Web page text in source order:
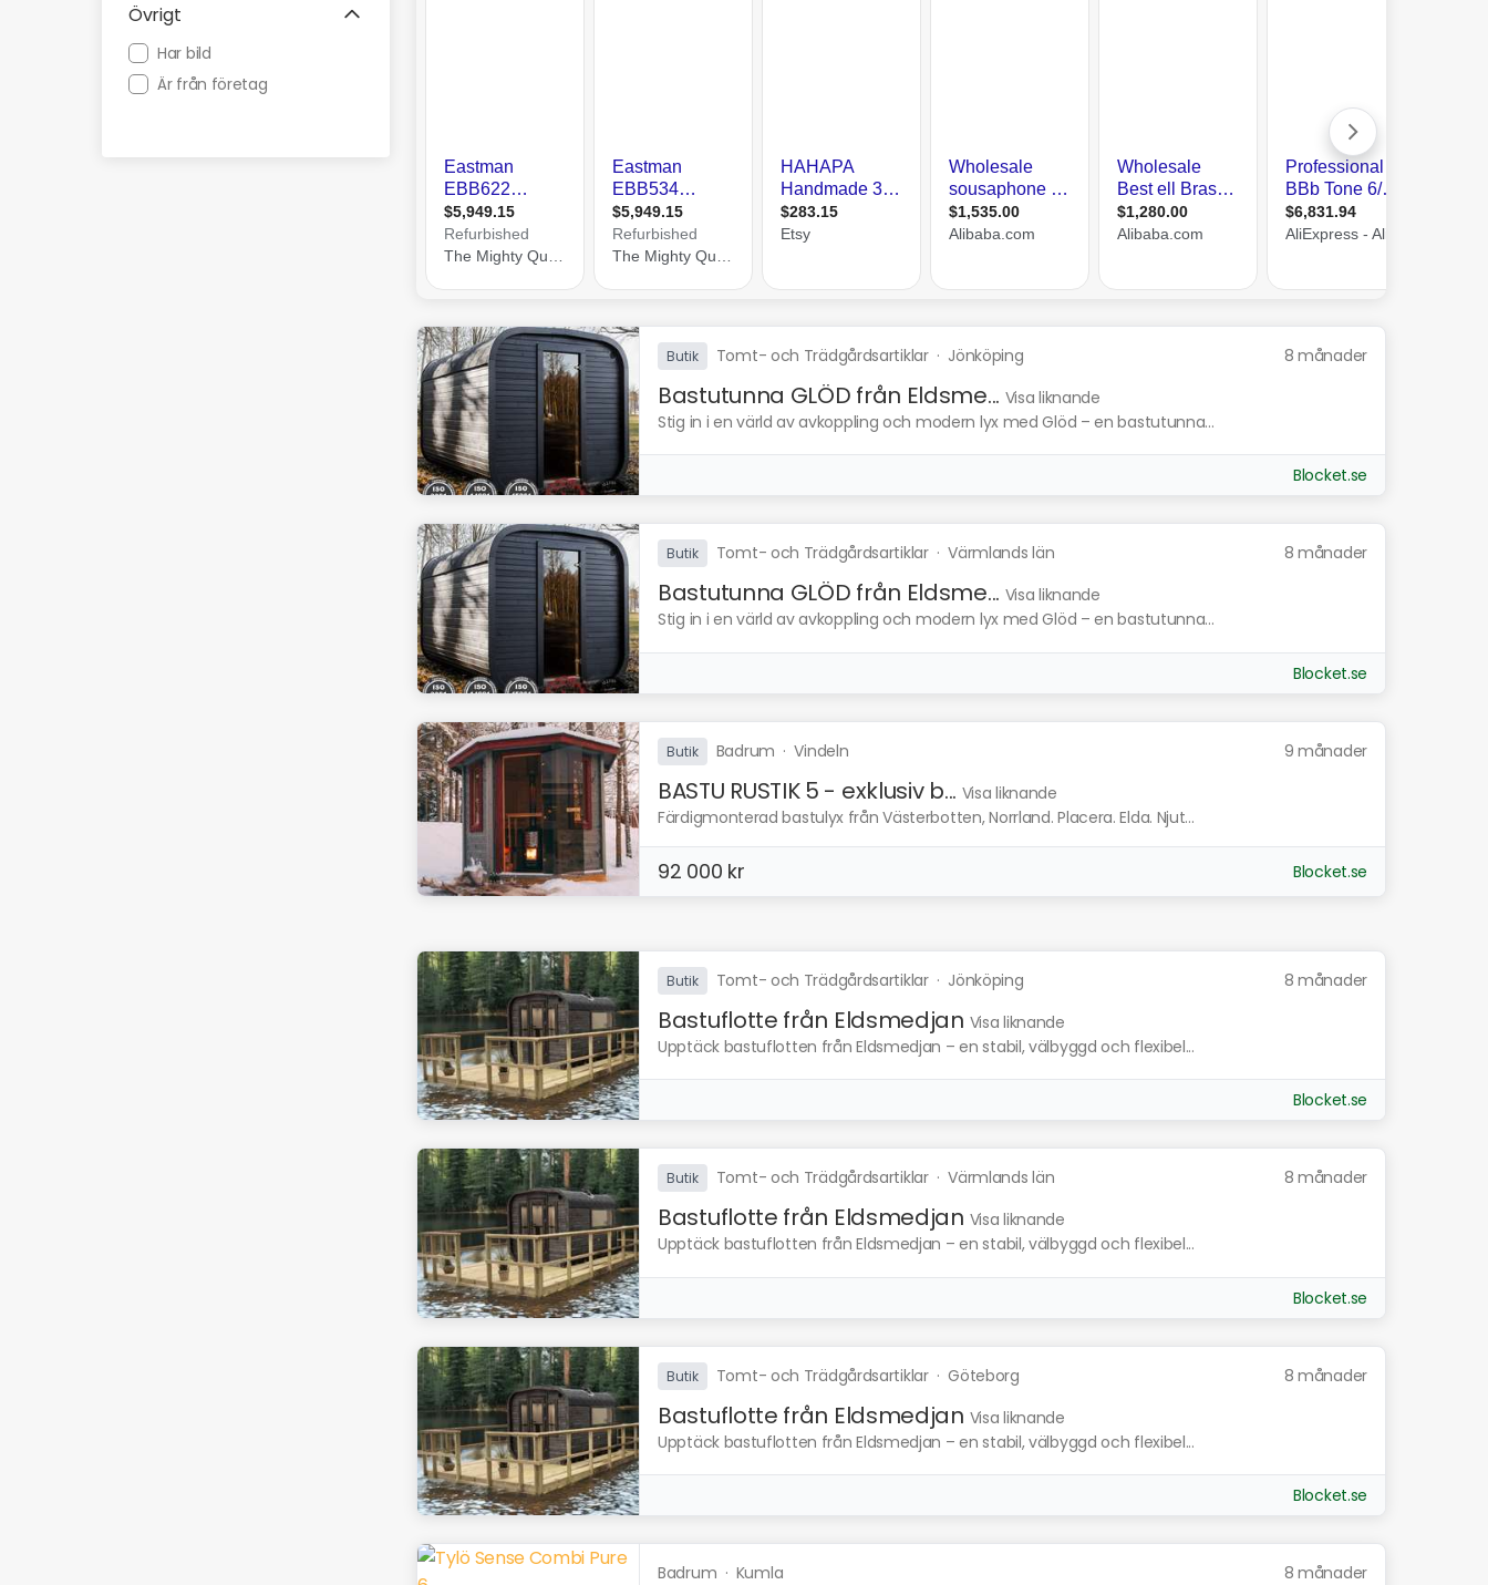
Övrigt
Har bild
Är från företag
Butik Tomt- och Trädgårdsartiklar· Jönköping 8 månader
Bastutunna GLÖD från Eldsme... Visa liknande
Stig in i en värld av avkoppling och modern lyx med Glöd – en bastutunna...
Blocket.se
Butik Tomt- och Trädgårdsartiklar·Värmlands län 8 månader
Bastutunna GLÖD från Eldsme... Visa liknande
Stig in i en värld av avkoppling och modern lyx med Glöd – en bastutunna...
Blocket.se
Butik Badrum ·Vindeln 9 månader
BASTU RUSTIK 5 - exklusiv b... Visa liknande
Färdigmonterad bastulyx från Västerbotten, Norrland. Placera. Elda. Njut...
92 000 kr Blocket.se
Butik Tomt- och Trädgårdsartiklar· Jönköping 8 månader
Bastuflotte från Eldsmedjan Visa liknande
Upptäck bastuflotten från Eldsmedjan – en stabil, välbyggd och flexibel...
Blocket.se
Butik Tomt- och Trädgårdsartiklar·Värmlands län 8 månader
Bastuflotte från Eldsmedjan Visa liknande
Upptäck bastuflotten från Eldsmedjan – en stabil, välbyggd och flexibel...
Blocket.se
Butik Tomt- och Trädgårdsartiklar·Göteborg 8 månader
Bastuflotte från Eldsmedjan Visa liknande
Upptäck bastuflotten från Eldsmedjan – en stabil, välbyggd och flexibel...
Blocket.se
Badrum · Kumla 8 månader